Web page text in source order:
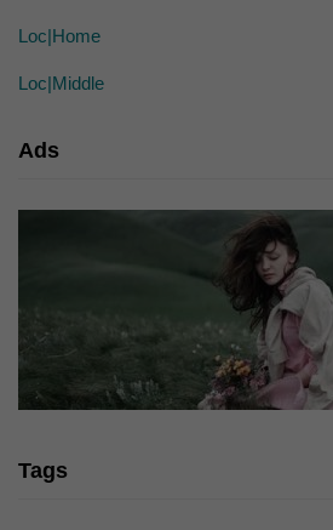
Loc|Home
Loc|Middle
Ads
Tags